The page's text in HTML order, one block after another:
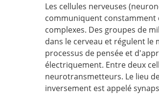
Les cellules nerveuses
communiquent constamment
complexes. Des groupes de
dans le cerveau et régulent le
processus de pensée et
électriquement. Entre deux
neurotransmetteurs. Le lieu
inversement est appelé